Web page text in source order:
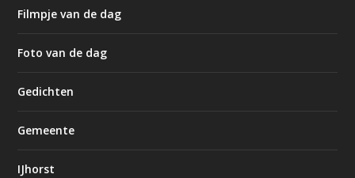
Filmpje van de dag
Foto van de dag
Gedichten
Gemeente
IJhorst